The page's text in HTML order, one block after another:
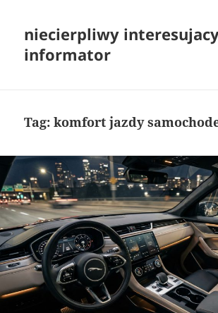
niecierpliwy
informator
Tag:komfort jazdy